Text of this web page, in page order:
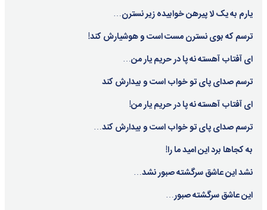
یارم به یک لا پیرهن خوابیده زیر نسترن…
ترسم که بوی نسترن مست است و هوشیارش کند!
ای آفتاب آهسته نه پا در حریم یار من…
ترسم صدای پای تو خواب است و بیدارش کند
ای آفتاب آهسته نه پا در حریم یار من!
ترسم صدای پای تو خواب است و بیدارش کند…
به کجاها برد این امید ما را!
نشد این عاشق سرگشته صبور نشد…
این عاشق سرگشته صبور…